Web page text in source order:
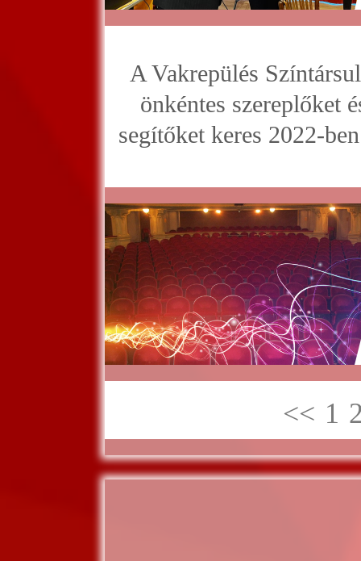
A Vakrepülés
önkéntes szereplőket
segítőket keres 2022-
<< 1